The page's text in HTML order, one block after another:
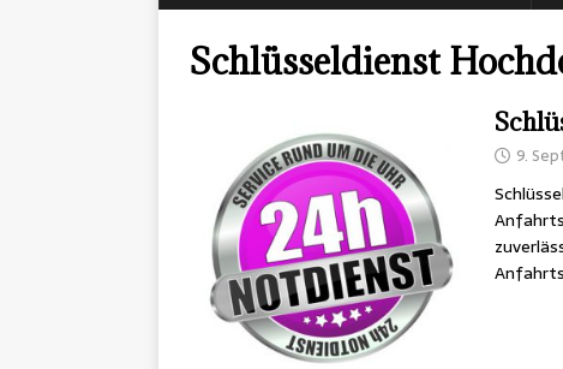
Schlüsseldienst
9.